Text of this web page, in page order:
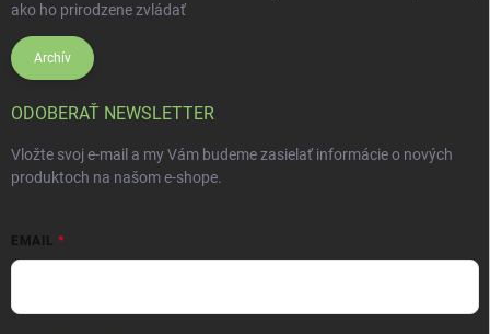
ako ho prirodzene zvládať
Archív
ODOBERAŤ NEWSLETTER
Vložte svoj e-mail a my Vám budeme zasielať informácie o nových
produktoch na našom e-shope.
EMAIL